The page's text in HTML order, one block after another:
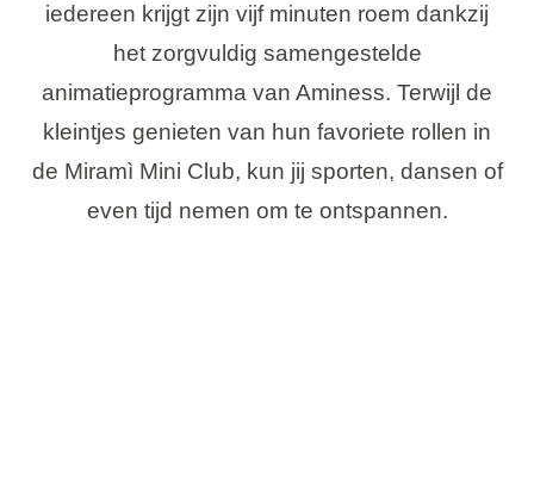
iedereen krijgt zijn vijf minuten roem dankzij
het zorgvuldig samengestelde
animatieprogramma van Aminess. Terwijl de
kleintjes genieten van hun favoriete rollen in
de Miramì Mini Club, kun jij sporten, dansen of
even tijd nemen om te ontspannen.